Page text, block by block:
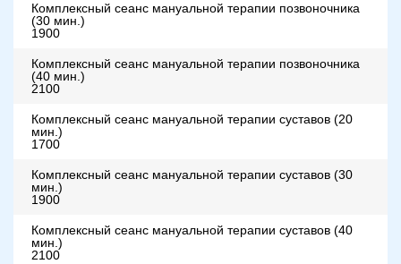
Комплексный сеанс мануальной терапии позвоночника
(30 мин.)
1900
Комплексный сеанс мануальной терапии позвоночника
(40 мин.)
2100
Комплексный сеанс мануальной терапии суставов (20
мин.)
1700
Комплексный сеанс мануальной терапии суставов (30
мин.)
1900
Комплексный сеанс мануальной терапии суставов (40
мин.)
2100